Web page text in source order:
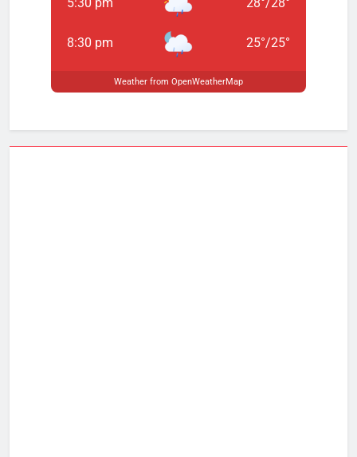
5:30 pm 28°/28°
8:30 pm 25°/25°
Weather from OpenWeatherMap